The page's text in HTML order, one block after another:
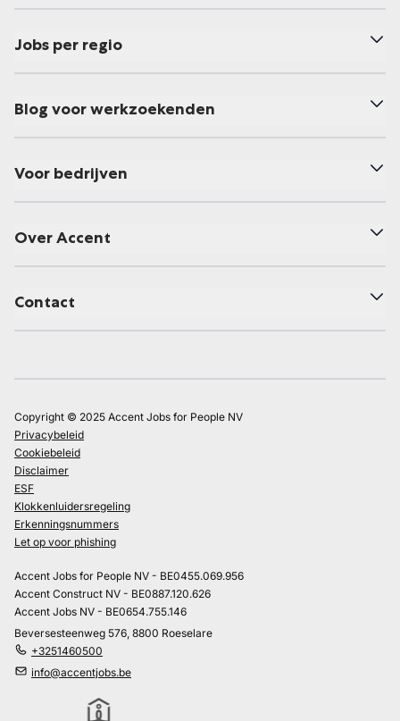
Jobs per regio
Blog voor werkzoekenden
Voor bedrijven
Over Accent
Contact
Copyright © 2025 Accent Jobs for People NV
Privacybeleid
Cookiebeleid
Disclaimer
ESF
Klokkenluidersregeling
Erkenningsnummers
Let op voor phishing
Accent Jobs for People NV - BE0455.069.956
Accent Construct NV - BE0887.120.626
Accent Jobs NV - BE0654.755.146
Beversesteenweg 576, 8800 Roeselare
+3251460500
info@accentjobs.be